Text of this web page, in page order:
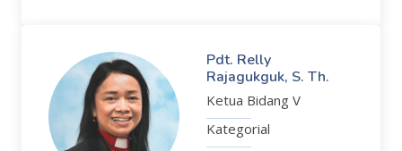
Pdt. Relly
Rajagukguk, S. Th.
Ketua Bidang V
Kategorial